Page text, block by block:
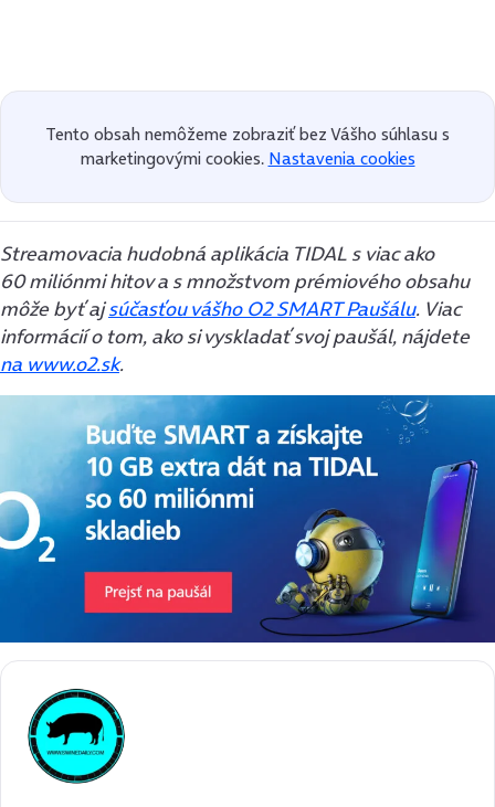
Tento obsah nemôžeme zobraziť bez Vášho súhlasu s
marketingovými cookies. Nastavenia cookies
Streamovacia hudobná aplikácia TIDAL s viac ako
60 miliónmi hitov a s množstvom prémiového obsahu
môže byť ajsúčasťou vášho O2 SMART Paušálu. Viac
informácií o tom, ako si vyskladať svoj paušál, nájdete
na www.o2.sk.